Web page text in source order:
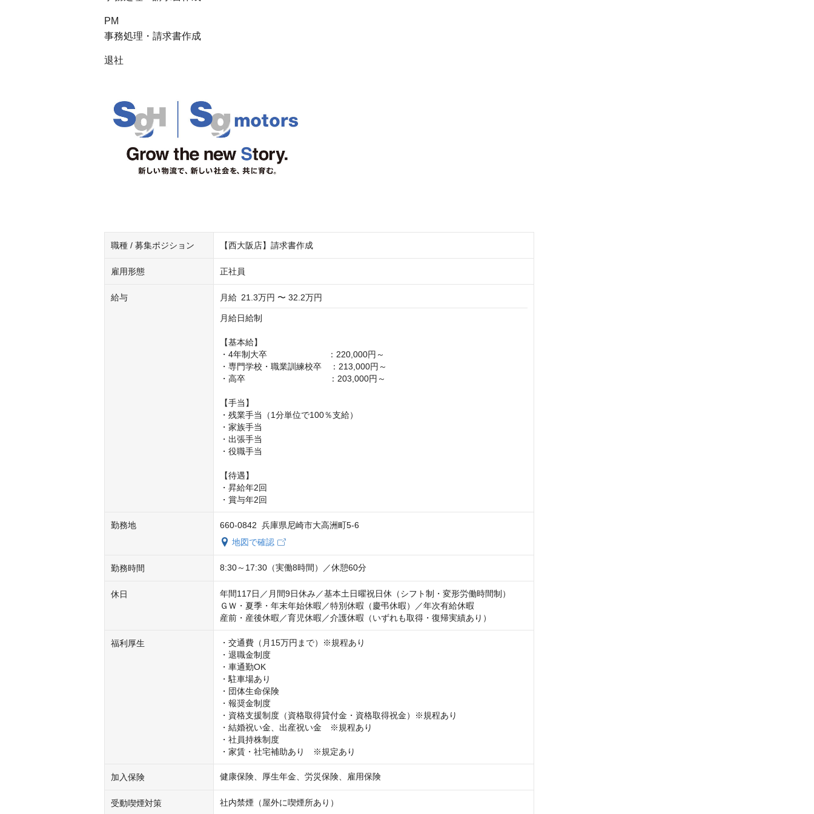
PM
事務処理・請求書作成
退社
職種 / 募集ポジション 【西大阪店】請求書作成
雇用形態 正社員
給与 月給 21.3万円 〜 32.2万円
月給日給制
【基本給】
・4年制大卒　　　　　　    ：220,000円～
・専門学校・職業訓練校卒　：213,000円～
・高卒　　　　　　　　  　 ：203,000円～
【手当】
・残業手当（1分単位で100％支給）
・家族手当
・出張手当
・役職手当
【待遇】
・昇給年2回
・賞与年2回
勤務地
660-0842 兵庫県尼崎市大高洲町5-6
地図で確認
勤務時間 8:30～17:30（実働8時間）／休憩60分
休日
年間117日／月間9日休み／基本土日曜祝日休（シフト制・変形労働時間制）
ＧＷ・夏季・年末年始休暇／特別休暇（慶弔休暇）／年次有給休暇
産前・産後休暇／育児休暇／介護休暇（いずれも取得・復帰実績あり）
福利厚生
・交通費（月15万円まで）※規程あり
・退職金制度
・車通勤OK
・駐車場あり
・団体生命保険
・報奨金制度
・資格支援制度（資格取得貸付金・資格取得祝金）※規程あり
・結婚祝い金、出産祝い金　※規程あり
・社員持株制度
・家賃・社宅補助あり　※規定あり
加入保険 健康保険、厚生年金、労災保険、雇用保険
受動喫煙対策 社内禁煙（屋外に喫煙所あり）